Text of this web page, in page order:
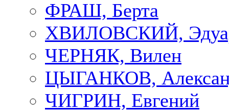
ФРАШ, Берта
ХВИЛОВСКИЙ,
ЧЕРНЯК, Вилен
ЦЫГАНКОВ,
ЧИГРИН, Евгений